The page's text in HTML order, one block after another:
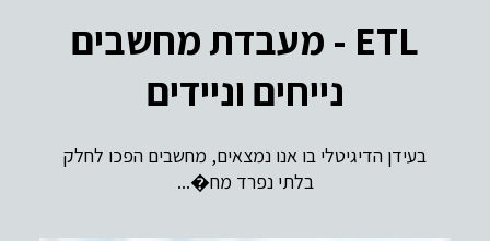
ETL - מעבדת מחשבים
נייחים וניידים
בעידן הדיגיטלי בו אנו נמצאים, מחשבים הפכו לחלק
בלתי נפרד מח�...